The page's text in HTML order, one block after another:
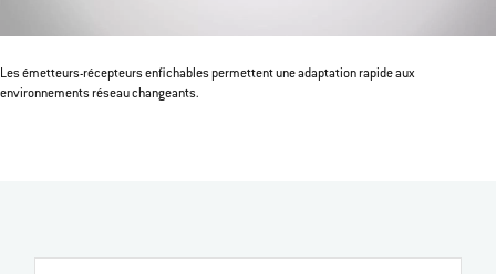
Les émetteurs-récepteurs enfichables permettent une adaptation rapide aux
environnements réseau changeants.